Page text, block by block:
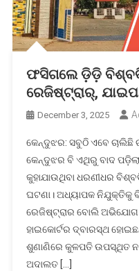
ଫସିଗଲେ ଡ଼ିଡ଼ି
ରେଜିଷ୍ଟ୍ରାର୍‌,
December 3, 2025
କେନ୍ଦୁଝର: ସବୁଠି ଏବେ ଚାଲିଛି
କେନ୍ଦୁଝର ବି ଏଥିରୁ ବାଦ
କୁହାଯାଉଥିବା ଧରଣୀଧର
ଘଟଣା। ଅଧ୍ୟାପକ ନିଯୁକ୍ତିକୁ
ରେଜିଷ୍ଟ୍ରାର ବୋଲି
ହାଇକୋର୍ଟର ଦ୍ବାରସ୍ଥ
ଶୁଣାଣିରେ କୁଳପତି ଉପସ୍ଥିତ
ଅଦାଲତ […]